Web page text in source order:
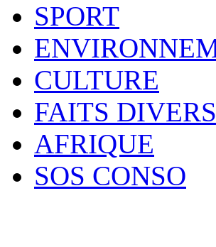
SPORT
CULTURE
FAITS DIVERS
AFRIQUE
SOS CONSO